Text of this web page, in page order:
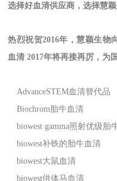
选择好血清供应商，选择慧
热烈祝贺2016年，慧颖生物
血清 2017年将再接再厉，为
AdvanceSTEM血清替代品
Biochrom胎牛血清
biowest gamma照射优级胎
biowest补铁的胎牛血清
biowest大鼠血清
biowest供体马血清